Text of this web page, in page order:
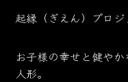
起縁（ぎえん）プロジ
お子様の幸せと健や
人形。